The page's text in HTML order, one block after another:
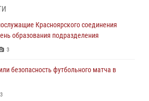
1
вневедомственной охраны Росгвардии
в серии краж из гипермаркета
обеспечили общественный порядок во
заплыва в Дудинке
Красноярского соединения
образования подразделения
3
безопасность футбольного матча в
3